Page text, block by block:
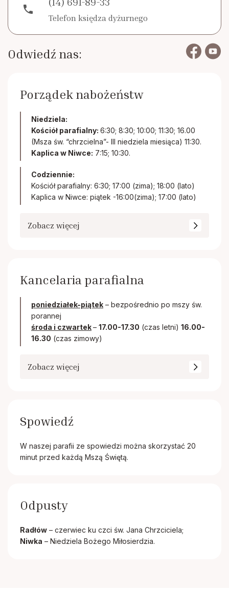
phone
Telefon księdza dyżurnego
Odwiedź nas:
Porządek nabożeństw
Niedziela:
Kościół parafialny: 6:30; 8:30; 10:00; 11:30; 16.00
(Msza św. “chrzcielna”- III niedziela miesiąca) 11:30.
Kaplica w Niwce: 7:15; 10:30.
Codziennie:
Kościół parafialny: 6:30; 17:00 (zima); 18:00 (lato)
Kaplica w Niwce: piątek -16:00(zima); 17:00 (lato)
Zobacz więcej
Kancelaria parafialna
poniedziałek-piątek – bezpośrednio po mszy św.
porannej
środa i czwartek– 17.00-17.30 (czas letni) 16.00-
16.30 (czas zimowy)
Zobacz więcej
Spowiedź
W naszej parafii ze spowiedzi można skorzystać 20
minut przed każdą Mszą Świętą.
Odpusty
Radłów – czerwiec ku czci św. Jana Chrzciciela;
Niwka – Niedziela Bożego Miłosierdzia.